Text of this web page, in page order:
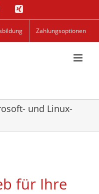
YouTubeXing
Zahlungsoptionen
und Linux-
für Ihre